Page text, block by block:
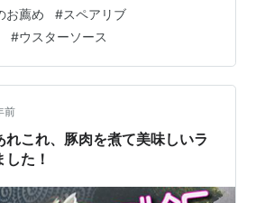
作ってみました！ 材料 作り方 出
タ 久しぶりに、スペアリブの煮込
！ 材料 豚スペアリブ 500ｇ 玉葱 １
みで、セロリやきのこも美味しいで
ス 1/2C 紹興酒（赤ワイン） 1/4C 野
お薦め #スペアリブ
#ウスターソース
前
れこれ、豚肉を煮て美味しいラ
た！